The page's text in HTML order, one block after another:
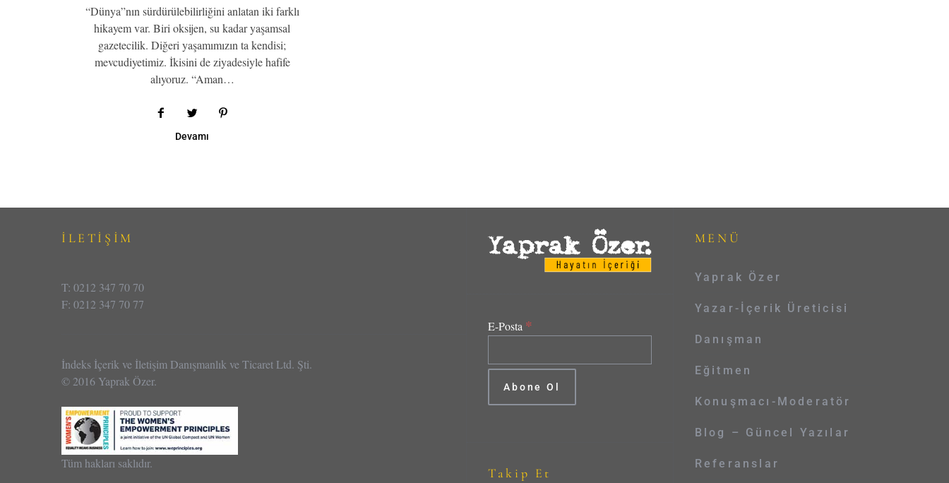
“Dünya”nın sürdürülebilirliğini anlatan iki farklı
hikayem var. Biri oksijen, su kadar yaşamsal
gazetecilik. Diğeri yaşamımızın ta kendisi;
mevcudiyetimiz. İkisini de ziyadesiyle hafife
alıyoruz. “Aman…
Devamı
İLETİŞİM
T: 0212 347 70 70
F: 0212 347 70 77
İndeks İçerik ve İletişim Danışmanlık ve Ticaret Ltd. Şti.
© 2016 Yaprak Özer.
Tüm hakları saklıdır.
E-Posta *
Takip Et
MENÜ
Yaprak Özer
Yazar-İçerik Üreticisi
Danışman
Eğitmen
Konuşmacı-Moderatör
Blog – Güncel Yazılar
Referanslar